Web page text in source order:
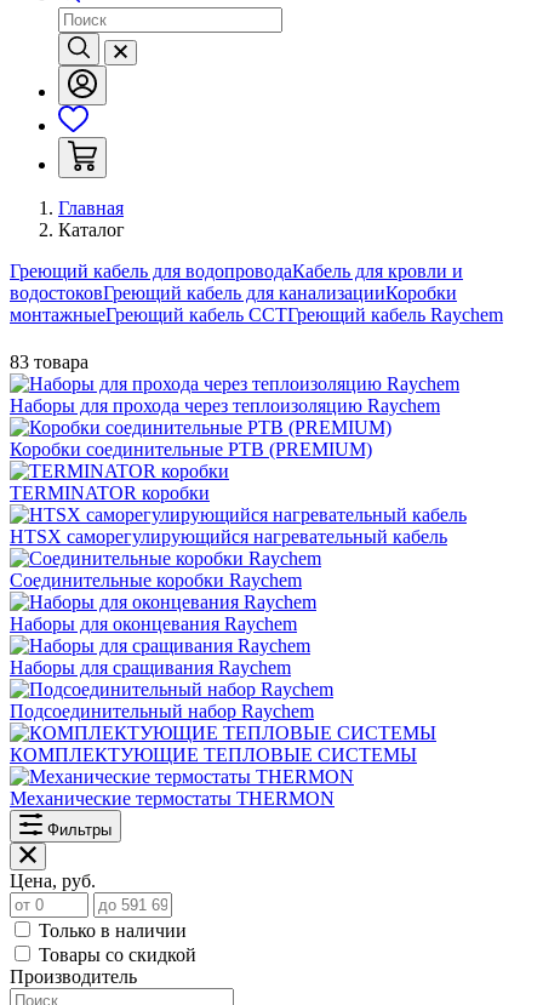
Главная
Каталог
Греющий кабель для водопроводаКабель для кровли и
водостоковГреющий кабель для канализацииКоробки
монтажныеГреющий кабель ССТГреющий кабель Raychem
83 товара
Наборы для прохода через теплоизоляцию Raychem
Коробки соединительные РТВ (PREMIUM)
TERMINATOR коробки
HTSX саморегулирующийся нагревательный кабель
Соединительные коробки Raychem
Наборы для оконцевания Raychem
Наборы для сращивания Raychem
Подсоединительный набор Raychem
КОМПЛЕКТУЮЩИЕ ТЕПЛОВЫЕ СИСТЕМЫ
Механические термостаты THERMON
Фильтры
Цена, руб.
Только в наличии
Товары со скидкой
Производитель